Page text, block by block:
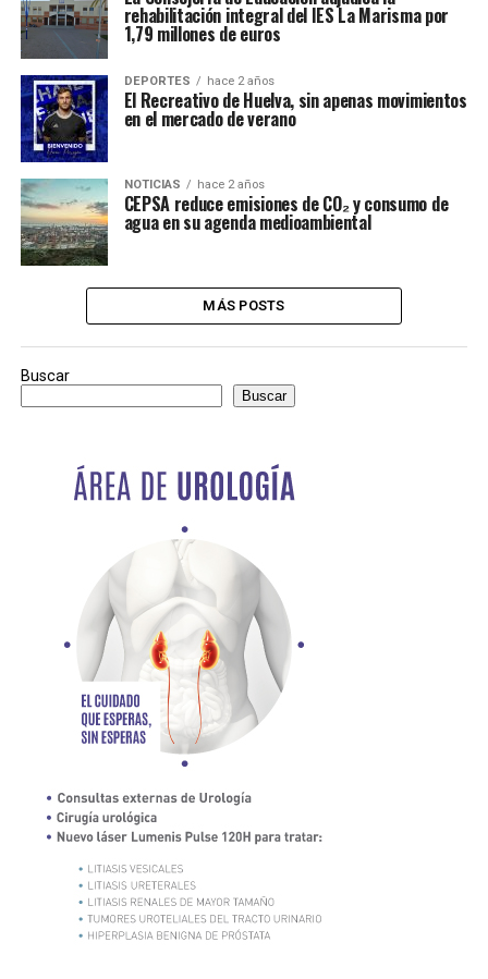
rehabilitación integral del IES La Marisma por
1,79 millones de euros
DEPORTES hace 2 años
El Recreativo de Huelva, sin apenas movimientos
en el mercado de verano
NOTICIAS hace 2 años
CEPSA reduce emisiones de CO₂ y consumo de
agua en su agenda medioambiental
MÁS POSTS
Buscar
Buscar